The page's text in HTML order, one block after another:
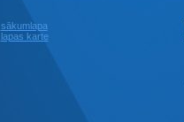
sākumlapa
lapas karte